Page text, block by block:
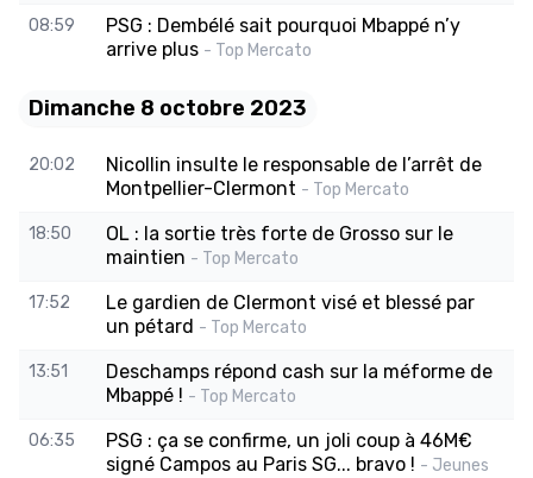
08:59
PSG : Dembélé sait pourquoi Mbappé n’y
arrive plus - Top Mercato
Dimanche 8 octobre 2023
20:02
Nicollin insulte le responsable de l’arrêt de
Montpellier-Clermont - Top Mercato
18:50
OL : la sortie très forte de Grosso sur le
maintien - Top Mercato
17:52
Le gardien de Clermont visé et blessé par
un pétard - Top Mercato
13:51
Deschamps répond cash sur la méforme de
Mbappé ! - Top Mercato
06:35
PSG : ça se confirme, un joli coup à 46M€
signé Campos au Paris SG... bravo ! - Jeunes